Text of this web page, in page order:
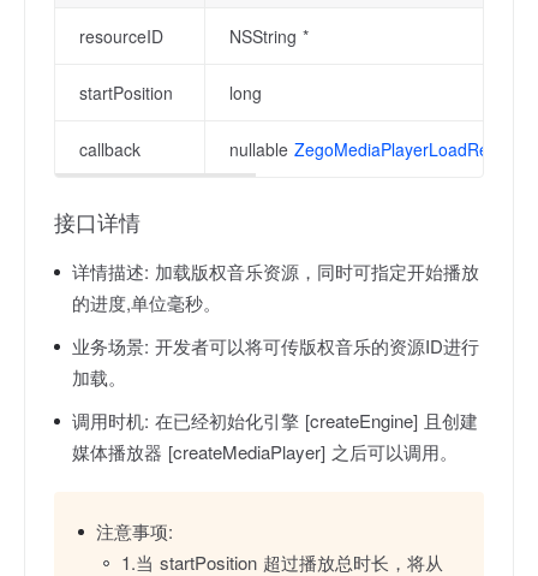
resourceID NSString *
startPosition long
callback nullable
接口详情
详情描述: 加载版权音乐资源，同时可指定开始播放
的进度,单位毫秒。
业务场景: 开发者可以将可传版权音乐的资源ID进行
加载。
调用时机: 在已经初始化引擎 [createEngine] 且创建
媒体播放器 [createMediaPlayer] 之后可以调用。
注意事项:
1.当 startPosition 超过播放总时长，将从